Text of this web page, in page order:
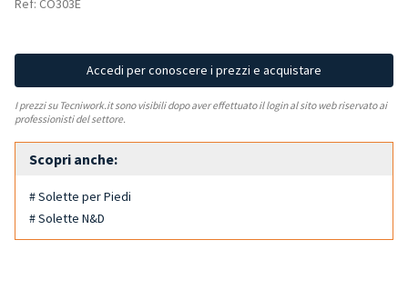
Ref: CO303E
Accedi per conoscere i prezzi e acquistare
I prezzi su Tecniwork.it sono visibili dopo aver effettuato il login al sito web riservato ai
professionisti del settore.
Scopri anche:
# Solette per Piedi
# Solette N&D